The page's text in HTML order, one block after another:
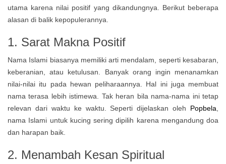
utama karena nilai positif yang dikandungnya. Berikut beberapa
alasan di balik kepopulerannya.
1. Sarat Makna Positif
Nama Islami biasanya memiliki arti mendalam, seperti kesabaran,
keberanian, atau ketulusan. Banyak orang ingin menanamkan
nilai-nilai itu pada hewan peliharaannya. Hal ini juga membuat
nama terasa lebih istimewa. Tak heran bila nama-nama ini tetap
relevan dari waktu ke waktu. Seperti dijelaskan oleh
Popbela
nama Islami untuk kucing sering dipilih karena mengandung doa
dan harapan baik.
2. Menambah Kesan Spiritual